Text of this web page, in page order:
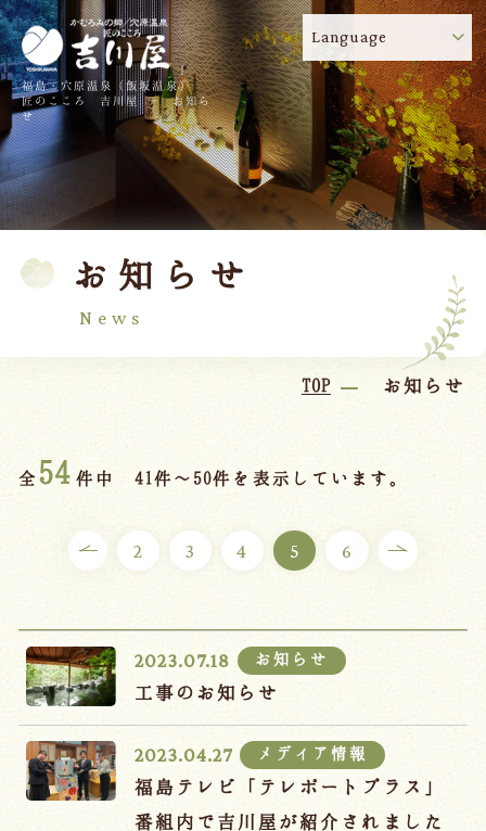
福島・穴原温泉（飯坂温泉）
匠のこころ 吉川屋 - お知ら
せ
Language
お知らせ
News
TOP お知らせ
全54 件中 41件～50件を表示しています。
2 3 4 5 6
2023.07.18 お知らせ
工事のお知らせ
2023.04.27 メディア情報
福島テレビ「テレポートプラス」
番組内で吉川屋が紹介されました
! 吉川屋のコロナウイルス感染症対策について
TOP 吉川屋について
温泉 客室
料理
館内
ご宿泊プラン
お部屋からプランを選ぶ
空室カレンダーから選ぶ
会議・団体 吉川屋で過ごす特別な日
お知らせ よくあるご質問